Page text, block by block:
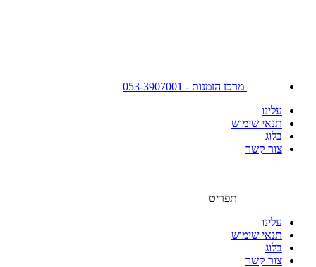
מרכז הזמנות - 053-3907001
עלינו
תנאי שימוש
בלוג
צור קשר
תפריט
עלינו
תנאי שימוש
בלוג
צור קשר